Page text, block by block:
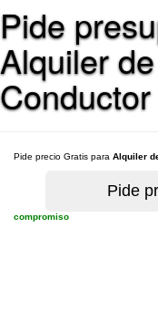
Pide
Alquiler
Pide precio Gratis para Alquiler
compromiso